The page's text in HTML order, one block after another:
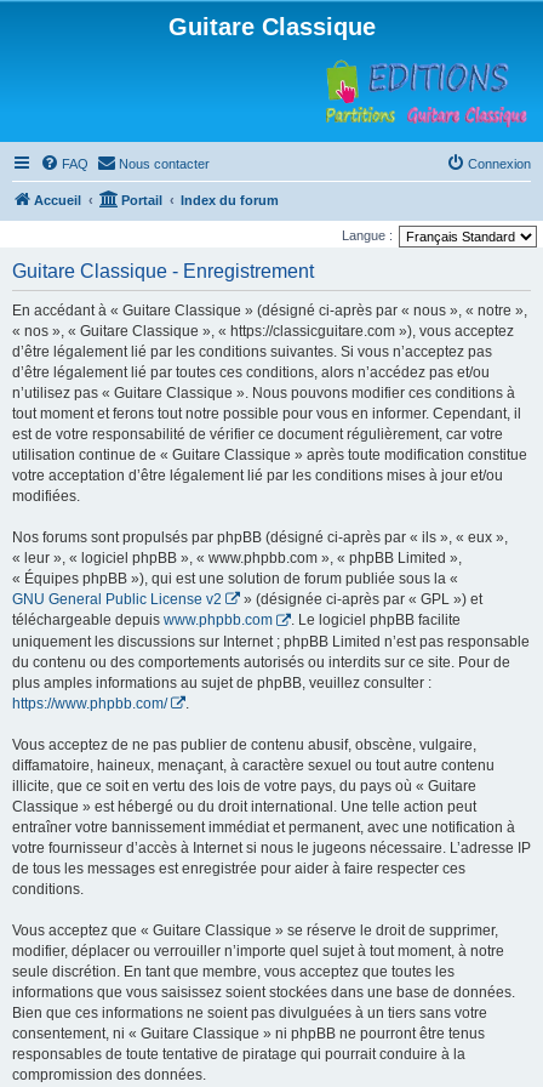
Guitare Classique
FAQ Nous contacter Connexion
Accueil Portail Index du forum
Langue :
Guitare Classique - Enregistrement
En accédant à « Guitare Classique » (désigné ci-après par « nous », « notre »,
« nos », « Guitare Classique », « https://classicguitare.com »), vous acceptez
d’être légalement lié par les conditions suivantes. Si vous n’acceptez pas
d’être légalement lié par toutes ces conditions, alors n’accédez pas et/ou
n’utilisez pas « Guitare Classique ». Nous pouvons modifier ces conditions à
tout moment et ferons tout notre possible pour vous en informer. Cependant, il
est de votre responsabilité de vérifier ce document régulièrement, car votre
utilisation continue de « Guitare Classique » après toute modification constitue
votre acceptation d’être légalement lié par les conditions mises à jour et/ou
modifiées.
Nos forums sont propulsés par phpBB (désigné ci-après par « ils », « eux »,
« leur », « logiciel phpBB », « www.phpbb.com », « phpBB Limited »,
« Équipes phpBB »), qui est une solution de forum publiée sous la «
GNU General Public License v2
» (désignée ci-après par « GPL ») et
téléchargeable depuis www.phpbb.com
. Le logiciel phpBB facilite
uniquement les discussions sur Internet ; phpBB Limited n’est pas responsable
du contenu ou des comportements autorisés ou interdits sur ce site. Pour de
plus amples informations au sujet de phpBB, veuillez consulter :
https://www.phpbb.com/
Vous acceptez de ne pas publier de contenu abusif, obscène, vulgaire,
diffamatoire, haineux, menaçant, à caractère sexuel ou tout autre contenu
illicite, que ce soit en vertu des lois de votre pays, du pays où « Guitare
Classique » est hébergé ou du droit international. Une telle action peut
entraîner votre bannissement immédiat et permanent, avec une notification à
votre fournisseur d’accès à Internet si nous le jugeons nécessaire. L’adresse IP
de tous les messages est enregistrée pour aider à faire respecter ces
conditions.
Vous acceptez que « Guitare Classique » se réserve le droit de supprimer,
modifier, déplacer ou verrouiller n’importe quel sujet à tout moment, à notre
seule discrétion. En tant que membre, vous acceptez que toutes les
informations que vous saisissez soient stockées dans une base de données.
Bien que ces informations ne soient pas divulguées à un tiers sans votre
consentement, ni « Guitare Classique » ni phpBB ne pourront être tenus
responsables de toute tentative de piratage qui pourrait conduire à la
compromission des données.